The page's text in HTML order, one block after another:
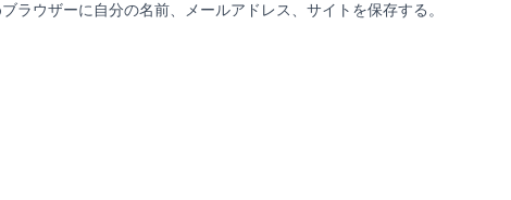
ラウザーに自分の名前、メールアドレス、サイトを保存する。